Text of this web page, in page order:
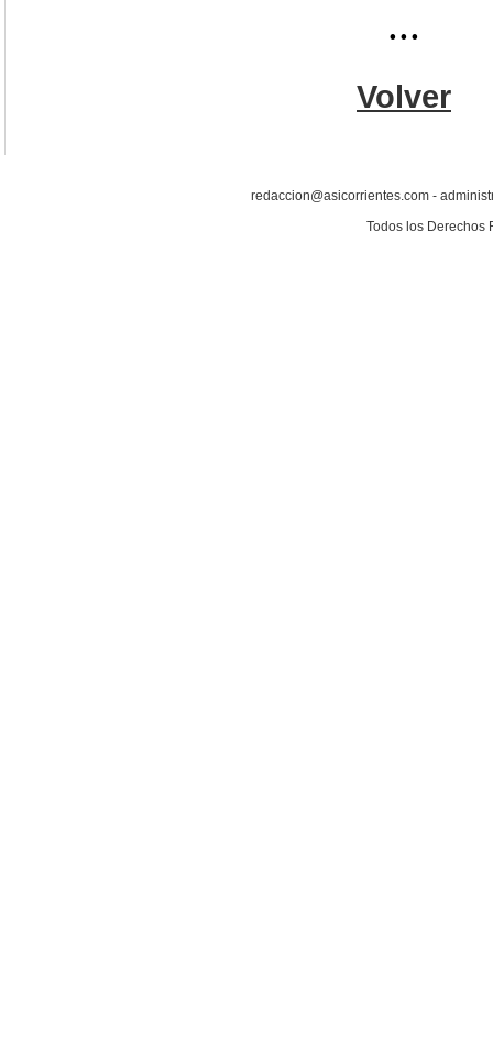
...
Volver
redaccion@asicorrientes.com -
Todos los Derechos